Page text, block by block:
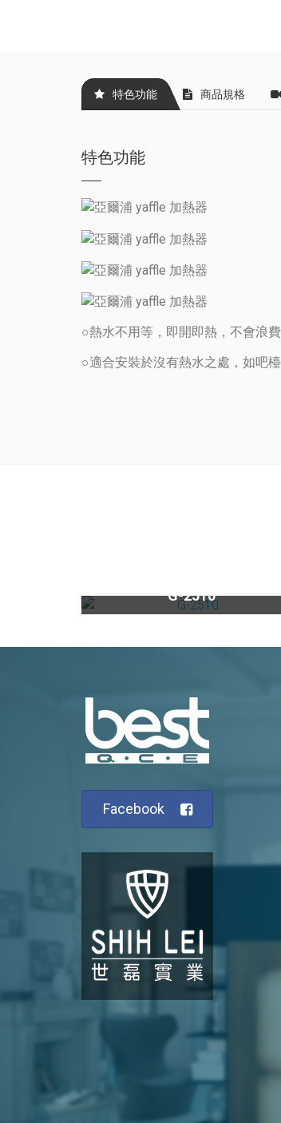
特色功能 商品規格
特色功能
○熱水不用等，即開即熱，不會浪
○適合安裝於沒有熱水之處，如吧
G-2510
Facebook